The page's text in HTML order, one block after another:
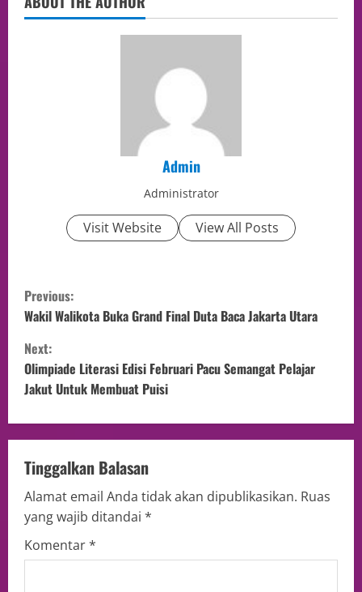
Admin
Administrator
Visit Website View All Posts
Previous:
Wakil Walikota Buka Grand Final Duta Baca Jakarta Utara
Next:
Olimpiade Literasi Edisi Februari Pacu Semangat Pelajar
Jakut Untuk Membuat Puisi
Tinggalkan Balasan
Alamat email Anda tidak akan dipublikasikan. Ruas
yang wajib ditandai *
Komentar*